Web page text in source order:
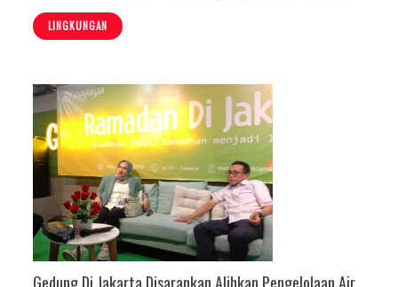
LINGKUNGAN